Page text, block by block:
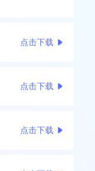
点击下载
点击下载
点击下载